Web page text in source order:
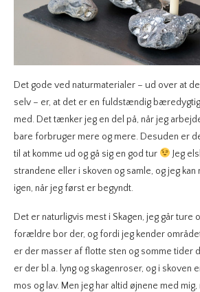
Det gode ved naturmaterialer – ud over at
selv – er, at det er en fuldstændig
med. Det tænker jeg en del på, når jeg
bare forbruger mere og mere. Desuden er
til at komme ud og gå sig en god tur
Jeg
strandene eller i skoven og samle, og jeg
igen, når jeg først er begyndt.
Det er naturligvis mest i Skagen, jeg går ture
forældre bor der, og fordi jeg kender
er der masser af flotte sten og somme tider
er der bl.a. lyng og skagenroser, og i skoven
mos og lav. Men jeg har altid øjnene med